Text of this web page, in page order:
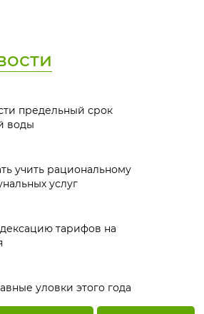
предельный срок
воды
учить рациональному
услуг
тарифов на
уловки этого года